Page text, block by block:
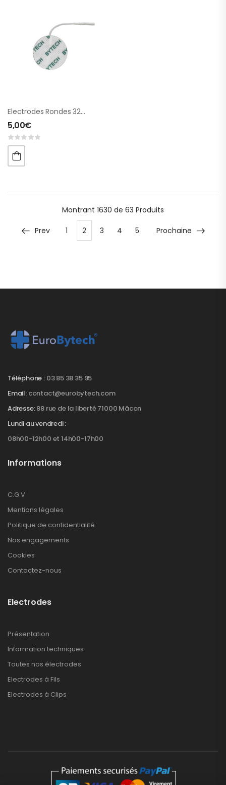
Electrodes Rondes 32mm 1 Fiche
5,00€
Montrant 1630 de 63 Produits
Prev 1 2 3 4 5 Prochaine
Téléphone : 03 85 38 35 95
Email: contact@eurobytech.com
Adresse:88 rue de la liberté 71000 Mâcon
Lundi au vendredi :
08h00-12h00 et 14h00-17h00
Informations
C.G.V
Mentions légales
Politique de confidentialité
Nos engagements
Cookies
Contactez-nous
Electrodes
Présentation
Information techniques
Toutes nos électrodes
Electrodes à Fils
Electrodes à Clips